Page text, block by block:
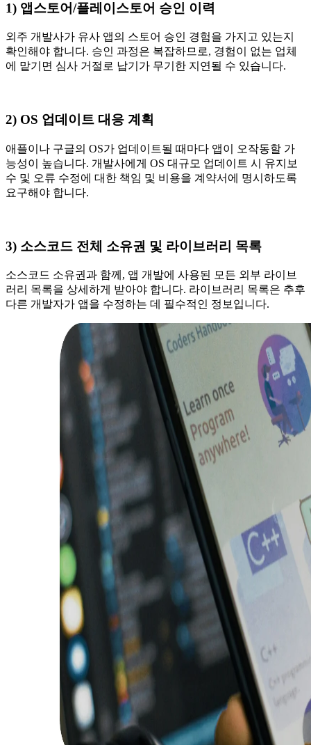
1) 앱스토어/플레이스토어 승인 이력
외주 개발사가 유사 앱의 스토어 승인 경험을 가지고 있는지
확인해야 합니다. 승인 과정은 복잡하므로, 경험이 없는 업체
에 맡기면 심사 거절로 납기가 무기한 지연될 수 있습니다.
2) OS 업데이트 대응 계획
애플이나 구글의 OS가 업데이트될 때마다 앱이 오작동할 가
능성이 높습니다. 개발사에게 OS 대규모 업데이트 시 유지보
수 및 오류 수정에 대한 책임 및 비용을 계약서에 명시하도록
요구해야 합니다.
3) 소스코드 전체 소유권 및 라이브러리 목록
소스코드 소유권과 함께, 앱 개발에 사용된 모든 외부 라이브
러리 목록을 상세하게 받아야 합니다. 라이브러리 목록은 추후
다른 개발자가 앱을 수정하는 데 필수적인 정보입니다.